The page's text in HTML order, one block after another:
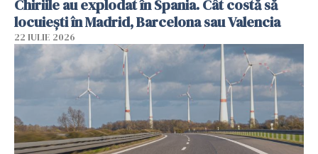
Chiriile au explodat în Spania. Cât costă să
locuiești în Madrid, Barcelona sau Valencia
22 IULIE 2026